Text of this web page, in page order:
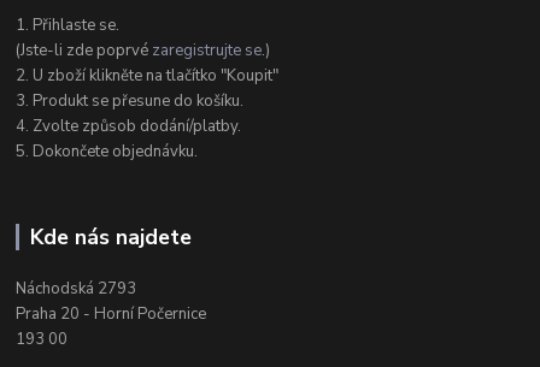
1. Přihlaste se.
(Jste-li zde poprvé zaregistrujte se.)
2. U zboží klikněte na tlačítko "Koupit"
3. Produkt se přesune do košíku.
4. Zvolte způsob dodání/platby.
5. Dokončete objednávku.
Kde nás najdete
Náchodská 2793
Praha 20 - Horní Počernice
193 00